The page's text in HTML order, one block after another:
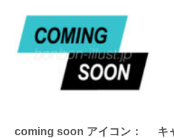
coming soon アイコン：
キ